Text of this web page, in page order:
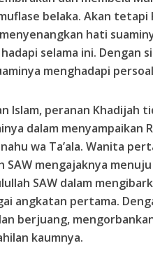
belaka. Akan
hati
selama ini. Dengan
menghadapi
Islam, peranan Khadijah
dalam menyampaikan
wa Ta’ala. Wanita
SAW mengajaknya
SAW dalam
angkatan pertama.
berjuang,
kaumnya.